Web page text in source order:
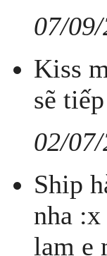
07/
Kiss
sẽ
02/
Ship
nha
lam e